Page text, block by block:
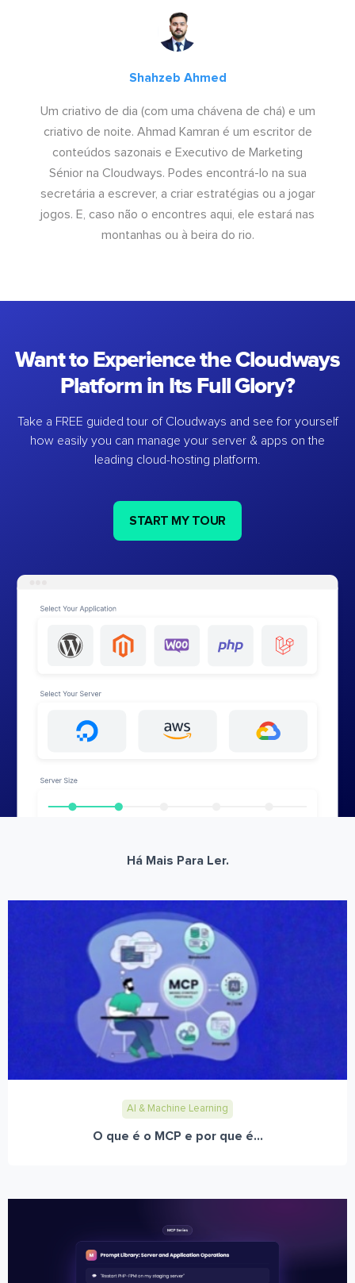
Shahzeb Ahmed
Um criativo de dia (com uma chávena de chá) e um
criativo de noite. Ahmad Kamran é um escritor de
conteúdos sazonais e Executivo de Marketing
Sénior na Cloudways. Podes encontrá-lo na sua
secretária a escrever, a criar estratégias ou a jogar
jogos. E, caso não o encontres aqui, ele estará nas
montanhas ou à beira do rio.
Want to Experience the Cloudways
Platform in Its Full Glory?
Take a FREE guided tour of Cloudways and see for yourself
how easily you can manage your server & apps on the
leading cloud-hosting platform.
START MY TOUR
Há Mais Para Ler.
AI & Machine Learning
O que é o MCP e por que é...